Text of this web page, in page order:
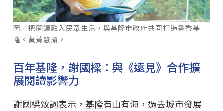
圖／把閱讀融入民眾生活，與基隆市政府共同打造書香基
隆。黃菁慧攝。
百年基隆，謝國樑：與《遠見》合作擴
展閱讀影響力
謝國樑致詞表示，基隆有山有海，過去城市發展